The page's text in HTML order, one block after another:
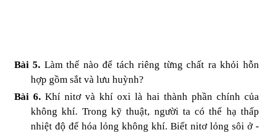
Bài 5. Làm thế nào để tách riêng từng chất ra khỏi hỗn
hợp gồm sắt và lưu huỳnh?
Bài 6.Khí nitơ và khí oxi là hai thành phần chính của
không khí. Trong kỹ thuật, người ta có thể hạ thấp
nhiệt độ để hóa lỏng không khí. Biết nitơ lỏng sôi ở -